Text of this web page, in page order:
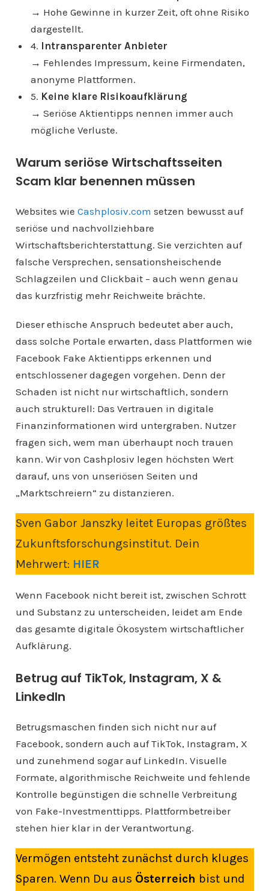
→ Hohe Gewinne in kurzer Zeit, oft ohne Risiko
dargestellt.
4. Intransparenter Anbieter
→ Fehlendes Impressum, keine Firmendaten,
anonyme Plattformen.
5. Keine klare Risikoaufklärung
→ Seriöse Aktientipps nennen immer auch
mögliche Verluste.
Warum seriöse Wirtschaftsseiten
Scam klar benennen müssen
Websites wie Cashplosiv.com setzen bewusst auf
seriöse und nachvollziehbare
Wirtschaftsberichterstattung. Sie verzichten auf
falsche Versprechen, sensationsheischende
Schlagzeilen und Clickbait – auch wenn genau
das kurzfristig mehr Reichweite brächte.
Dieser ethische Anspruch bedeutet aber auch,
dass solche Portale erwarten, dass Plattformen wie
Facebook Fake Aktientipps erkennen und
entschlossener dagegen vorgehen. Denn der
Schaden ist nicht nur wirtschaftlich, sondern
auch strukturell: Das Vertrauen in digitale
Finanzinformationen wird untergraben. Nutzer
fragen sich, wem man überhaupt noch trauen
kann. Wir von Cashplosiv legen höchsten Wert
darauf, uns von unseriösen Seiten und
„Marktschreiern“ zu distanzieren.
Sven Gabor Janszky leitet Europas größtes
Zukunftsforschungsinstitut. Dein
Mehrwert: HIER
Wenn Facebook nicht bereit ist, zwischen Schrott
und Substanz zu unterscheiden, leidet am Ende
das gesamte digitale Ökosystem wirtschaftlicher
Aufklärung.
Betrug auf TikTok, Instagram, X &
LinkedIn
Betrugsmaschen finden sich nicht nur auf
Facebook, sondern auch auf TikTok, Instagram, X
und zunehmend sogar auf LinkedIn. Visuelle
Formate, algorithmische Reichweite und fehlende
Kontrolle begünstigen die schnelle Verbreitung
von Fake-Investmenttipps. Plattformbetreiber
stehen hier klar in der Verantwortung.
Vermögen entsteht zunächst durch kluges
Sparen. Wenn Du aus Österreich bist und